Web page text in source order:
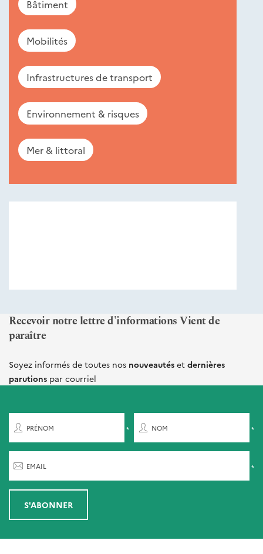
Bâtiment
Mobilités
Infrastructures de transport
Environnement & risques
Mer & littoral
Recevoir notre lettre d'informations Vient de
paraître
Soyez informés de toutes nos nouveautés et dernières
parutions par courriel
PRÉNOM NOM
EMAIL
S'ABONNER